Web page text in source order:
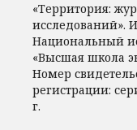
«Территория:
исследований».
Национальный
«Высшая школа
Номер
регистрации:
г.